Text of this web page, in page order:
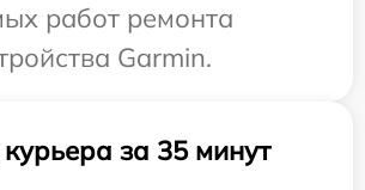
работ ремонта
Garmin.
за 35 минут